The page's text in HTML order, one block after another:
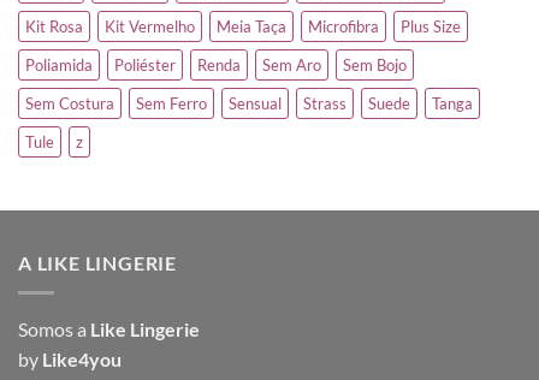
Kit Rosa
Kit Vermelho Meia Taça Microfibra
Plus Size
Poliamida
Poliéster Renda Sem Aro
Sem Bojo
Sem Costura
Sem Ferro Sensual Strass Suede
Tanga
Tule
z
A LIKE LINGERIE
Somos a Like Lingerie
by Like4you